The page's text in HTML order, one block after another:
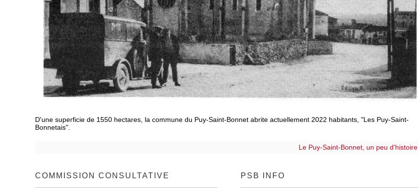
D'une superficie de 1550 hectares, la commune du Puy-Saint-Bonnet abrite actuellement 2022 habitants, "Les Puy-Saint-
Bonnetais".
Le Puy-Saint-Bonnet, un peu d'histoire
COMMISSION CONSULTATIVE PSB INFO